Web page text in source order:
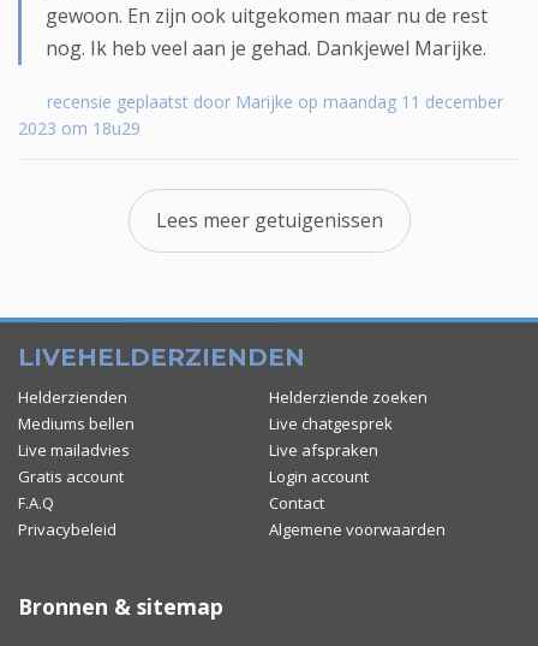
gewoon. En zijn ook uitgekomen maar nu de rest
nog. Ik heb veel aan je gehad. Dankjewel Marijke.
recensie geplaatst door Marijke op maandag 11 december
2023 om 18u29
Lees meer getuigenissen
LIVEHELDERZIENDEN
Helderzienden
Helderziende zoeken
Mediums bellen
Live chatgesprek
Live mailadvies
Live afspraken
Gratis account
Login account
F.A.Q
Contact
Privacybeleid
Algemene voorwaarden
Bronnen & sitemap